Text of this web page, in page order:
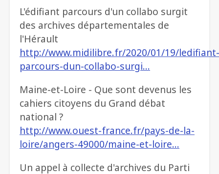
L'édifiant parcours d'un collabo surgit
des archives départementales de
l'Hérault
http://www.midilibre.fr/2020/01/19/ledifiant-
parcours-dun-collabo-surgi…
Maine-et-Loire - Que sont devenus les
cahiers citoyens du Grand débat
national ?
http://www.ouest-france.fr/pays-de-la-
loire/angers-49000/maine-et-loire…
Un appel à collecte d'archives du Parti